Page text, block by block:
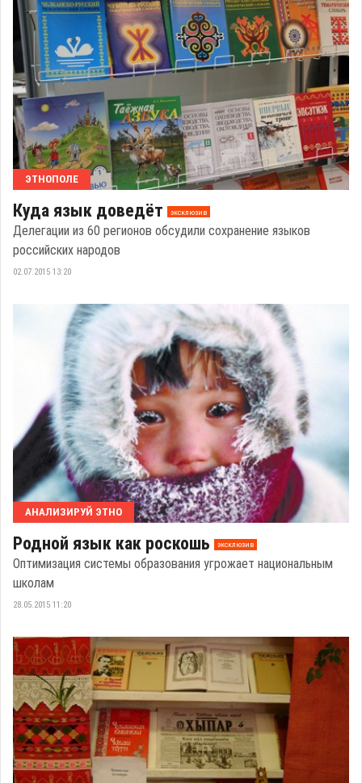
ЭТНОПОЛЕ
Куда язык доведёт эксклюзив
Делегации из 60 регионов обсудили сохранение языков
российских народов
02.07.2015 13:20
АНАЛИЗИРУЙ ЭТНО
Родной язык как роскошь эксклюзив
Оптимизация системы образования угрожает национальным
школам
28.05.2015 11:20